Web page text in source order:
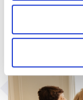
1:1 coaching